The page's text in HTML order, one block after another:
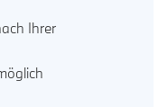
Ihrer